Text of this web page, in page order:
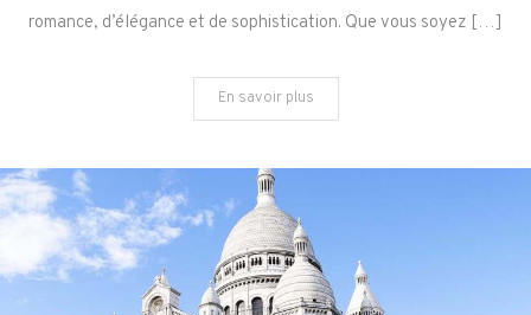
romance, d’élégance et de sophistication. Que vous soyez […]
En savoir plus